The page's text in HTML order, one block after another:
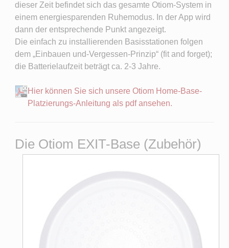
dieser Zeit befindet sich das gesamte Otiom-System in
einem energiesparenden Ruhemodus. In der App wird
dann der entsprechende Punkt angezeigt.
Die einfach zu installierenden Basisstationen folgen
dem „Einbauen und-Vergessen-Prinzip“ (fit and forget);
die Batterielaufzeit beträgt ca. 2-3 Jahre.
Hier können Sie sich unsere Otiom Home-Base-
Platzierungs-Anleitung als pdf ansehen.
Die Otiom EXIT-Base (Zubehör)